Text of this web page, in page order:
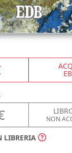
NON
LIBRERIA